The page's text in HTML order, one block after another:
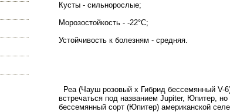
Кусты - сильнорослые;
Морозостойкость - -22°С;
Устойчивость к болезням - средняя.
Реа (Чауш розовый х Гибрид бессемянный
встречаться под названием Jupiter, Юпитер,
бессемянный сорт (Юпитер) американской